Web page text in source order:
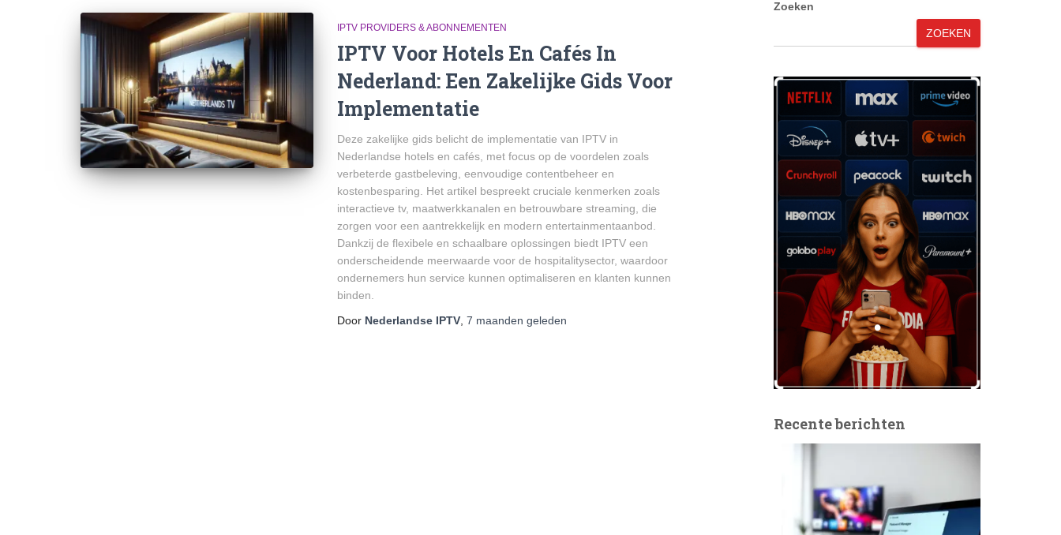
IPTV PROVIDERS & ABONNEMENTEN
IPTV Voor Hotels En Cafés In
Nederland: Een Zakelijke Gids Voor
Implementatie
Deze zakelijke gids belicht de implementatie van IPTV in
Nederlandse hotels en cafés, met focus op de voordelen zoals
verbeterde gastbeleving, eenvoudige contentbeheer en
kostenbesparing. Het artikel bespreekt cruciale kenmerken zoals
interactieve tv, maatwerkkanalen en betrouwbare streaming, die
zorgen voor een aantrekkelijk en modern entertainmentaanbod.
Dankzij de flexibele en schaalbare oplossingen biedt IPTV een
onderscheidende meerwaarde voor de hospitalitysector, waardoor
ondernemers hun service kunnen optimaliseren en klanten kunnen
binden.
Door Nederlandse IPTV 7 maanden geleden
Zoeken
ZOEKEN
Recente berichten